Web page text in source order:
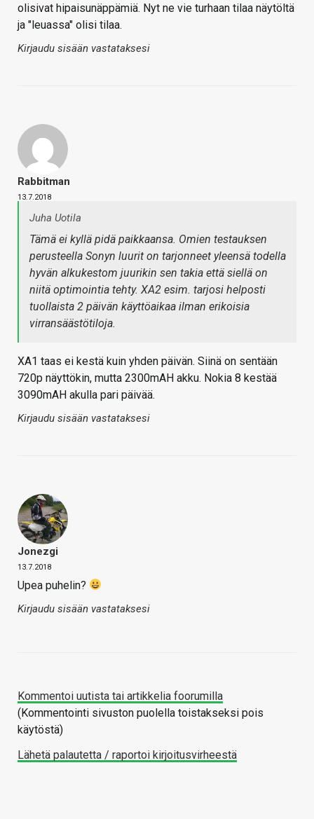
olisivat hipaisunäppämiä. Nyt ne vie turhaan tilaa näytöltä
ja "leuassa" olisi tilaa.
Kirjaudu sisään vastataksesi
Rabbitman
13.7.2018
Juha Uotila
Tämä ei kyllä pidä paikkaansa. Omien testauksen
perusteella Sonyn luurit on tarjonneet yleensä todella
hyvän alkukestom juurikin sen takia että siellä on
niitä optimointia tehty. XA2 esim. tarjosi helposti
tuollaista 2 päivän käyttöaikaa ilman erikoisia
virransäästötiloja.
XA1 taas ei kestä kuin yhden päivän. Siinä on sentään
720p näyttökin, mutta 2300mAH akku. Nokia 8 kestää
3090mAH akulla pari päivää.
Kirjaudu sisään vastataksesi
Jonezgi
13.7.2018
Upea puhelin?
Kirjaudu sisään vastataksesi
Kommentoi uutista tai artikkelia foorumilla
(Kommentointi sivuston puolella toistakseksi pois
käytöstä)
Lähetä palautetta / raportoi kirjoitusvirheestä